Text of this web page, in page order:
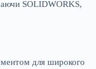
SOLIDWORKS,
для широкого